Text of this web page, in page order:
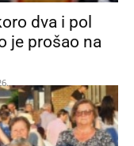
dva i pol
je prošao na